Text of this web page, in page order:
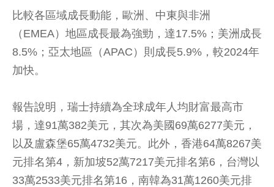
比較各區域成長動能，歐洲、中東與非洲
（EMEA）地區成長最為強勁，達17.5%；美洲成長
8.5%；亞太地區（APAC）則成長5.9%，較2024年
加快。
報告說明，瑞士持續為全球成年人均財富最高市
場，達91萬382美元，其次為美國69萬6277美元，
以及盧森堡65萬4732美元。此外，香港64萬8267美
元排名第4，新加坡52萬7217美元排名第6，台灣以
33萬2533美元排名第16，南韓為31萬1260美元排